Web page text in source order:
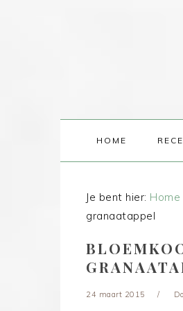
HOME
Je bent hier: Home
granaatappel
24 maart 2015